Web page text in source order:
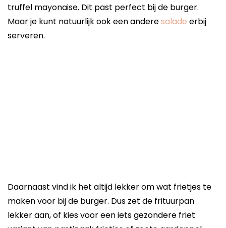
truffel mayonaise. Dit past perfect bij de burger.
Maar je kunt natuurlijk ook een anderesalade erbij
serveren.
Daarnaast vind ik het altijd lekker om wat frietjes te
maken voor bij de burger. Dus zet de frituurpan
lekker aan, of kies voor een iets gezondere friet